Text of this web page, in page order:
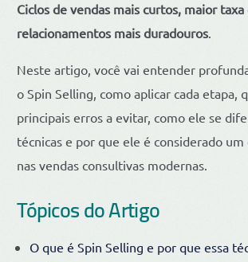
Ciclos de vendas mais curtos, maior
relacionamentos mais duradouros.
Neste artigo, você vai entender
o Spin Selling, como aplicar cada etapa,
principais erros a evitar, como ele se
técnicas e por que ele é considerado
nas vendas consultivas modernas.
Tópicos do Artigo
O que é Spin Selling e por que essa